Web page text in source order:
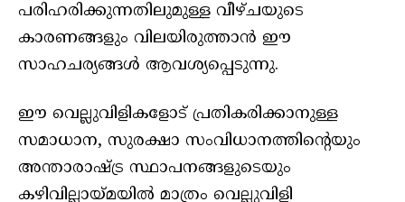
പരിഹരിക്കുന്നതിലുമുള്ള വീഴ്ചയുടെ
കാരണങ്ങളും വിലയിരുത്താന്‍ ഈ
സാഹചര്യങ്ങള്‍ ആവശ്യപ്പെടുന്നു.
ഈ വെല്ലുവിളികളോട് പ്രതികരിക്കാനുള്ള
സമാധാന, സുരക്ഷാ സംവിധാനത്തിന്റെയും
അന്താരാഷ്ട്ര സ്ഥാപനങ്ങളുടെയും
കഴിവില്ലായ്മയില്‍ മാത്രം വെല്ലുവിളി